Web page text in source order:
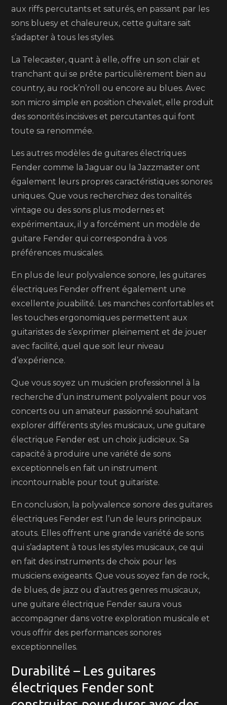
aux riffs percutants et saturés, en passant par les
sons bluesy et chaleureux, cette guitare sait
s’adapter à tous les styles.
La Telecaster, quant à elle, offre un son clair et
tranchant qui se prête particulièrement bien au
country, au rock’n’roll ou encore au blues. Avec
son micro simple en position chevalet, elle produit
des sonorités incisives et percutantes qui font
toute sa renommée.
Les autres modèles de guitares électriques
Fender comme la Jaguar ou la Jazzmaster ont
également leurs propres caractéristiques sonores
uniques. Que vous recherchiez des tonalités
vintage ou des sons plus modernes et
expérimentaux, il y a forcément un modèle de
guitare Fender qui correspondra à vos
préférences musicales.
En plus de leur polyvalence sonore, les guitares
électriques Fender offrent également une
excellente jouabilité. Les manches confortables et
les touches ergonomiques permettent aux
guitaristes de s’exprimer pleinement et de jouer
avec facilité, quel que soit leur niveau
d’expérience.
Que vous soyez un musicien professionnel à la
recherche d’un instrument polyvalent pour vos
concerts ou un amateur passionné souhaitant
explorer différents styles musicaux, une guitare
électrique Fender est un choix judicieux. Sa
capacité à produire une variété de sons
exceptionnels en fait un instrument
incontournable pour tout guitariste.
En conclusion, la polyvalence sonore des guitares
électriques Fender est l’un de leurs principaux
atouts. Elles offrent une grande variété de sons
qui s’adaptent à tous les styles musicaux, ce qui
en fait des instruments de choix pour les
musiciens exigeants. Que vous soyez fan de rock,
de blues, de jazz ou d’autres genres musicaux,
une guitare électrique Fender saura vous
accompagner dans votre exploration musicale et
vous offrir des performances sonores
exceptionnelles.
Durabilité – Les guitares
électriques Fender sont